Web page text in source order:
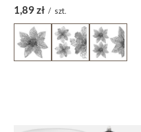
1,89 zł / szt.